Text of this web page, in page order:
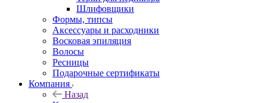
Шлифовщики
Формы, типсы
Аксессуары и расходники
Восковая эпиляция
Волосы
Ресницы
Подарочные сертификаты
Компания
Назад